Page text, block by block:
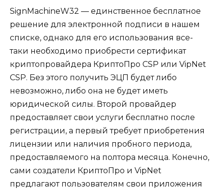
SignMachineW32 — единственное бесплатное
решение для электронной подписи в нашем
списке, однако для его использования все-
таки необходимо приобрести сертификат
криптопровайдера КриптоПро CSP или VipNet
CSP. Без этого получить ЭЦП будет либо
невозможно, либо она не будет иметь
юридической силы. Второй провайдер
предоставляет свои услуги бесплатно после
регистрации, а первый требует приобретения
лицензии или наличия пробного периода,
предоставляемого на полтора месяца. Конечно,
сами создатели КриптоПро и VipNet
предлагают пользователям свои приложения